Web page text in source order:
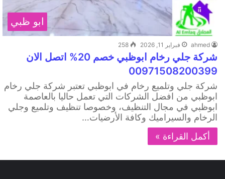
ابو ظبي
ahmed فبراير 11, 2026 258
شركة جلي رخام ابوظبي خصم 20% اتصل الان
00971508200399
شركة جلي وتلميع رخام في ابوظبي تعتبر شركة جلي رخام
ابوظبي من افضل الشركات التي تعمل حاليا بالعاصمة
ابوظبي في مجال التنظيف، وخصوصا تنظيف وتلميع وجلي
الرخام والسيراميك وكافة الأرضيات…
أكمل القراءة »